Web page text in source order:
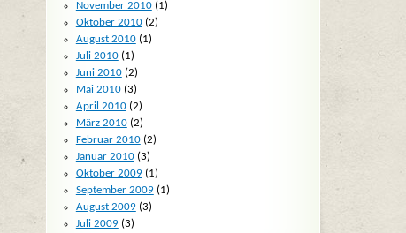
November 2010(1)
Oktober 2010(2)
August 2010(1)
Juli 2010(1)
Juni 2010(2)
Mai 2010(3)
April 2010(2)
März 2010(2)
Februar 2010(2)
Januar 2010(3)
Oktober 2009(1)
September 2009(1)
August 2009(3)
Juli 2009(3)